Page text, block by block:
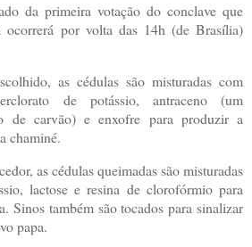
da primeira votação do conclave que
ocorrerá por volta das 14h (de Brasília)
as cédulas são misturadas com
de potássio, antraceno (um
de carvão) e enxofre para produzir a
chaminé.
as cédulas queimadas são misturadas
lactose e resina de clorofórmio para
Sinos também são tocados para sinalizar
papa.